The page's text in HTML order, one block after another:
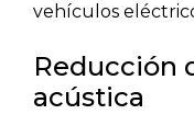
vehículos
Reducción
acústica